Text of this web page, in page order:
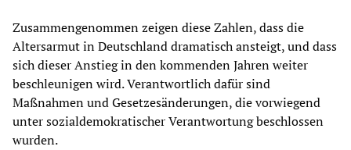
Zusammengenommen zeigen diese Zahlen, dass die
Altersarmut in Deutschland dramatisch ansteigt, und dass
sich dieser Anstieg in den kommenden Jahren weiter
beschleunigen wird. Verantwortlich dafür sind
Maßnahmen und Gesetzesänderungen, die vorwiegend
unter sozialdemokratischer Verantwortung beschlossen
wurden.